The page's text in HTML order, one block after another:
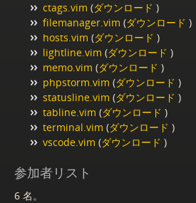
ctags.vim (ダウンロード )
filemanager.vim (ダウンロード )
hosts.vim (ダウンロード )
lightline.vim (ダウンロード )
memo.vim (ダウンロード )
phpstorm.vim (ダウンロード )
statusline.vim (ダウンロード )
tabline.vim (ダウンロード )
terminal.vim (ダウンロード )
vscode.vim (ダウンロード )
参加者リスト
6 名。